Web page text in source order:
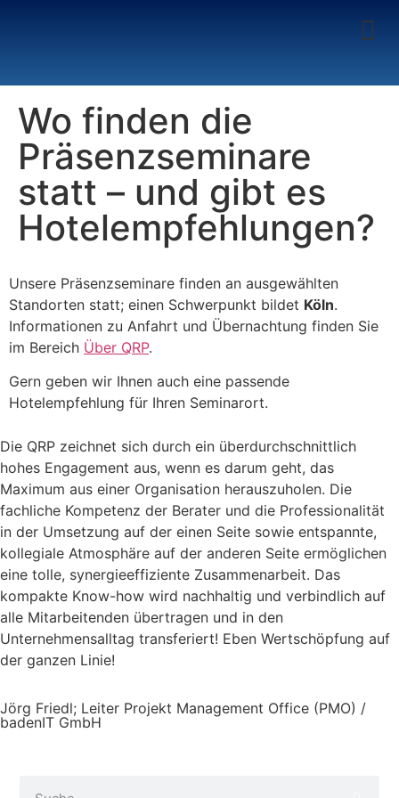
Wo finden die
Präsenzseminare
statt – und gibt es
Hotelempfehlungen?
Unsere Präsenzseminare finden an ausgewählten
Standorten statt; einen Schwerpunkt bildet Köln.
Informationen zu Anfahrt und Übernachtung finden Sie
im Bereich Über QRP.
Gern geben wir Ihnen auch eine passende
Hotelempfehlung für Ihren Seminarort.
Die QRP zeichnet sich durch ein überdurchschnittlich
hohes Engagement aus, wenn es darum geht, das
Maximum aus einer Organisation herauszuholen. Die
fachliche Kompetenz der Berater und die Professionalität
in der Umsetzung auf der einen Seite sowie entspannte,
kollegiale Atmosphäre auf der anderen Seite ermöglichen
eine tolle, synergieeffiziente Zusammenarbeit. Das
kompakte Know-how wird nachhaltig und verbindlich auf
alle Mitarbeitenden übertragen und in den
Unternehmensalltag transferiert! Eben Wertschöpfung auf
der ganzen Linie!
Jörg Friedl; Leiter Projekt Management Office (PMO) /
badenIT GmbH